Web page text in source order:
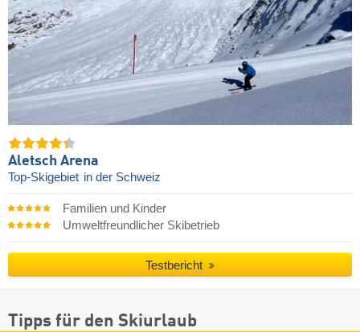
Aletsch Arena
Top-Skigebiet in der Schweiz
Familien und Kinder
Umweltfreundlicher Skibetrieb
Testbericht
Tipps für den Skiurlaub